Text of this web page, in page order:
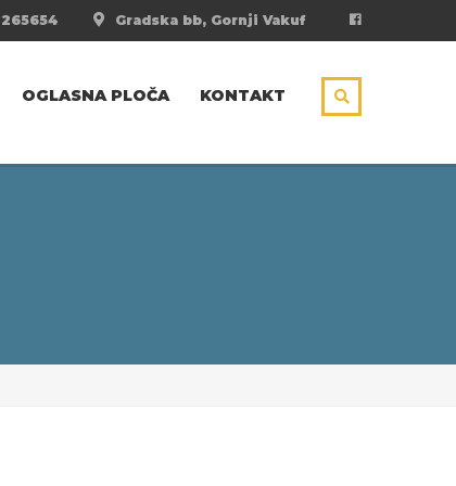
Gradska bb, Gornji Vakuf
OGLASNA PLOČA KONTAKT